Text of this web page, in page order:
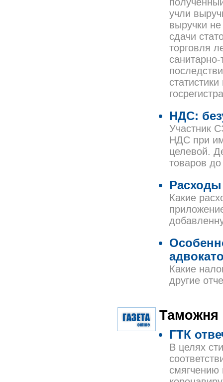
учли
выручки
сдачи
торговля
НДС:
Участник
НДС при
целевой.
товаров
Какие
Какие
другие
Таможня
ГТК
В целях
смягчению